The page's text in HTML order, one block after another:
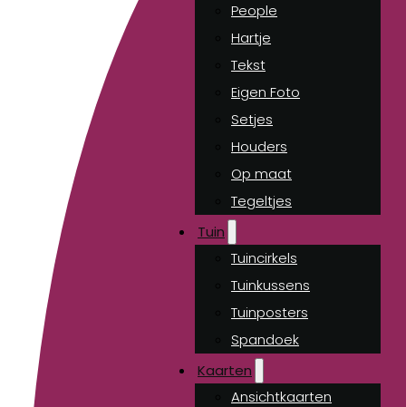
People
Hartje
Tekst
Eigen Foto
Setjes
Houders
Op maat
Tegeltjes
Tuin
Tuincirkels
Tuinkussens
Tuinposters
Spandoek
Kaarten
Ansichtkaarten